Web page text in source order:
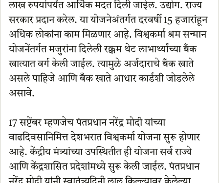
लाख रुपयांपर्यंत आर्थिक मदत दिली जाईल. उद्योग. राज्य
सरकार प्रदान करेल. या योजनेअंतर्गत दरवर्षी 15 हजारांहून
अधिक लोकांना काम मिळणार आहे. विश्वकर्मा श्रम सन्मान
योजनेंतर्गत मजुरांना दिलेली रक्कम थेट लाभार्थ्यांच्या बँक
खात्यात वर्ग केली जाईल. त्यामुळे अर्जदाराचे बँक खाते
असले पाहिजे आणि बँक खाते आधार कार्डशी जोडलेले
असावे.
17 सप्टेंबर म्हणजेच पंतप्रधान नरेंद्र मोदी यांच्या
वाढदिवसानिमित्त देशभरात विश्वकर्मा योजना सुरू होणार
आहे. केंद्रीय मंत्र्यांच्या उपस्थितीत ही योजना सर्व राज्ये
आणि केंद्रशासित प्रदेशांमध्ये सुरू केली जाईल. पंतप्रधान